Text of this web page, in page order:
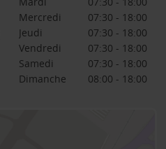
Mercredi
07:30 - 18:00
Jeudi
07:30 - 18:00
Vendredi
07:30 - 18:00
Samedi
07:30 - 18:00
Dimanche
08:00 - 18:00